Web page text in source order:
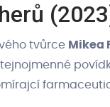
(2021)
tvůrce Mikea